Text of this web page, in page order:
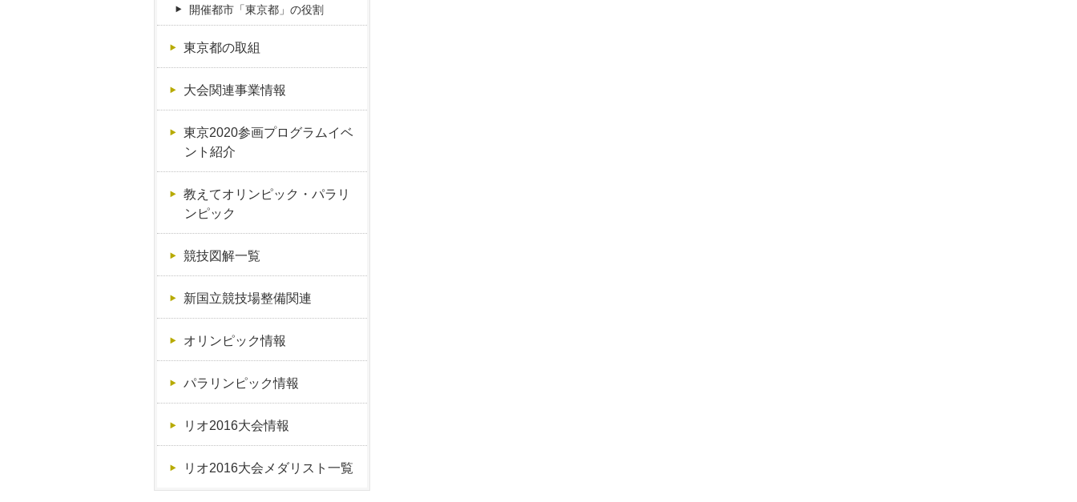
開催都市「東京都」の役割
東京都の取組
大会関連事業情報
東京2020参画プログラムイベ
ント紹介
教えてオリンピック・パラリ
ンピック
競技図解一覧
新国立競技場整備関連
オリンピック情報
パラリンピック情報
リオ2016大会情報
リオ2016大会メダリスト一覧